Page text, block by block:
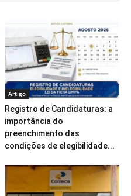
Artigo
Registro de Candidaturas: a
importância do
preenchimento das
condições de elegibilidade...